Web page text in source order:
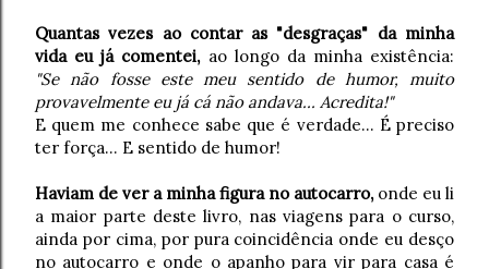
Quantas vezes ao contar as "desgraças" da minha
vida eu já comentei,ao longo da minha existência:
"Se não fosse este meu sentido de humor, muito
provavelmente eu já cá não andava... Acredita!"
E quem me conhece sabe que é verdade... É preciso
ter força... E sentido de humor!
Haviam de ver a minha figura no autocarro, onde eu li
a maior parte deste livro, nas viagens para o curso,
ainda por cima, por pura coincidência onde eu desço
no autocarro e onde o apanho para vir para casa é